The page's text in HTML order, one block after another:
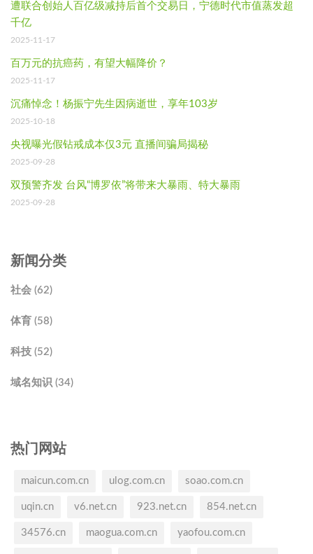
遭联合创始人百亿级减持后首个交易日，宁德时代市值蒸发超
千亿
2025-11-17
百万元的抗癌药，有望大幅降价？
2025-11-17
沉痛悼念！杨振宁先生因病逝世，享年103岁
2025-10-18
央视曝光假钻戒成本仅3元 直播间骗局揭秘
2025-09-28
双预警齐发 台风“博罗依”将带来大暴雨、特大暴雨
2025-09-28
新闻分类
社会 (62)
体育 (58)
科技 (52)
域名知识 (34)
热门网站
maicun.com.cn ulog.com.cn soao.com.cn
uqin.cn v6.net.cn 923.net.cn 854.net.cn
34576.cn maogua.com.cn yaofou.com.cn